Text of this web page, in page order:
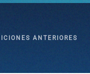
ANTERIORES